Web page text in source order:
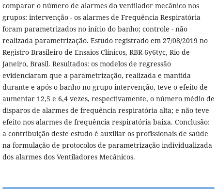
comparar o número de alarmes do ventilador mecânico nos
grupos: intervenção - os alarmes de Frequência Respiratória
foram parametrizados no início do banho; controle - não
realizada parametrização. Estudo registrado em 27/08/2019 no
Registro Brasileiro de Ensaios Clínicos, RBR-6y6tyc, Rio de
Janeiro, Brasil. Resultados: os modelos de regressão
evidenciaram que a parametrização, realizada e mantida
durante e após o banho no grupo intervenção, teve o efeito de
aumentar 12,5 e 6,4 vezes, respectivamente, o número médio de
disparos de alarmes de frequência respiratória alta; e não teve
efeito nos alarmes de frequência respiratória baixa. Conclusão:
a contribuição deste estudo é auxiliar os profissionais de saúde
na formulação de protocolos de parametrização individualizada
dos alarmes dos Ventiladores Mecânicos.